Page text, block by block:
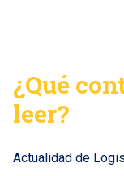
¿Qué
leer?
Actualidad de